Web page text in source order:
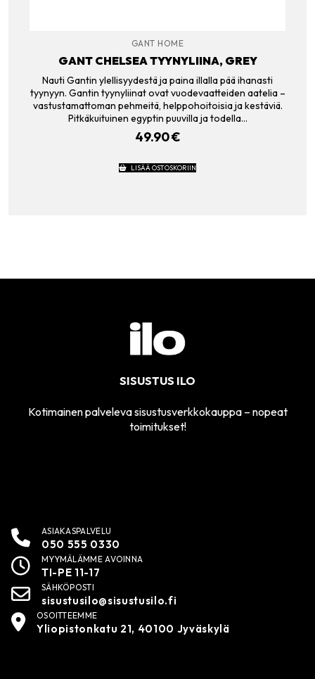
GANT HOME
GANT CHELSEA TYYNYLIINA, GREY
Nauti Gantin ylellisyydestä ja paina illalla pää ihanasti
tyynyyn. Gantin tyynyliinat ovat vuodevaatteiden aatelia –
vastustamattoman pehmeitä, helppohoitoisia ja kestäviä.
Pitkäkuituinen egyptin puuvilla ja todella…
49.90€
LISÄÄ OSTOSKORIIN
SISUSTUS ILO
Kotimainen palveleva sisustusverkkokauppa – nopeat
toimitukset!
ASIAKASPALVELU
050 555 0330
MYYMÄLÄMME AVOINNA
TI-PE 11-17
SÄHKÖPOSTI
sisustusilo@sisustusilo.fi
OSOITTEEMME
Yliopistonkatu 21, 40100 Jyväskylä